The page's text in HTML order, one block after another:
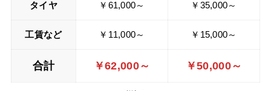
タイヤ ￥61,000～ ￥35,000～
工賃など ￥11,000～ ￥15,000～
合計 ￥62,000～ ￥50,000～